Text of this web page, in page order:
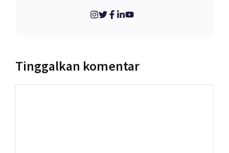
Tinggalkan komentar